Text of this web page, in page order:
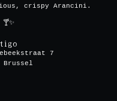
crispy Arancini.
7
Brussel